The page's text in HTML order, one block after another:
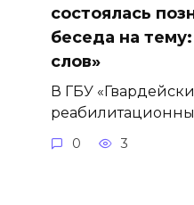
состоялась
беседа на
слов»
В ГБУ
0 3